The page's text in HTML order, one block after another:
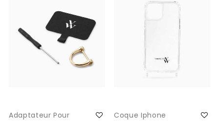
Adaptateur Pour
Coque Iphone